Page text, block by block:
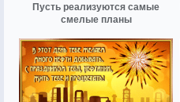
Пусть реализуются самые
смелые планы